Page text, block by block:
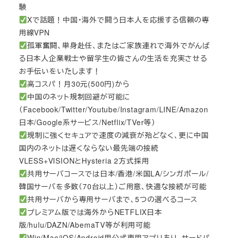
験
Xで話題！中国・海外で闘う日本人を応援する信頼の専
用線VPN
孤軍奮闘、単身赴任、またはご家族連れで海外でがんば
る日本人企業戦士や留学生の皆さんの生活を充実させる
お手伝いをいたします！
高コスパ！月30元(500円)から
中国のネット規制回避が可能に
（Facebook/Twitter/Youtube/Instagram/LINE/Amazon
日本/Google系サービス/Netflix/TVer等）
規制に強くセキュアで速度の減衰が殆どなく、更に中国
国内のネットは遅くならない最先端の接続
VLESS+VISIONとHysteria 2方式採用
共用サーバコースでは日本/香港/米国LA/シンガポール/
韓国サーバを多数（70台以上）ご用意、快適な接続が可能
共用サーバから専用サーバまで、5つの選べるコース
プレミアム版では海外からNETFLIX日本
版/hulu/DAZN/AbemaTV等が利用可能